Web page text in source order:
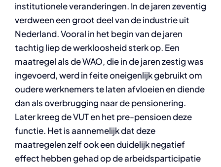
institutionele veranderingen. In de jaren zeventig
verdween een groot deel van de industrie uit
Nederland. Vooral in het begin van de jaren
tachtig liep de werkloosheid sterk op. Een
maatregel als de WAO, die in de jaren zestig was
ingevoerd, werd in feite oneigenlijk gebruikt om
oudere werknemers te laten afvloeien en diende
dan als overbrugging naar de pensionering.
Later kreeg de VUT en het pre-pensioen deze
functie. Het is aannemelijk dat deze
maatregelen zelf ook een duidelijk negatief
effect hebben gehad op de arbeidsparticipatie